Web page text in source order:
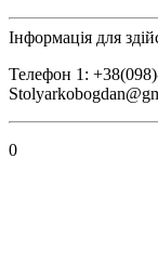
Інформація для
Телефон 1:
0